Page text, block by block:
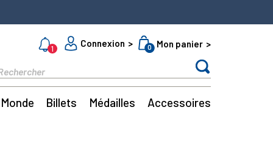
1
Connexion 0 Mon panier
Monde Billets Médailles Accessoires